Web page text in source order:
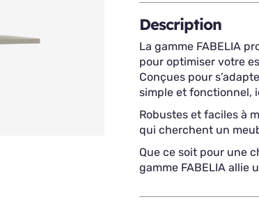
3
étagères
L82
Description
La gamme FABELIA
pour optimiser votre
Conçues pour
simple et fonctionnel,
Robustes et faciles à
qui cherchent un
Que ce soit pour une
gamme FABELIA allie